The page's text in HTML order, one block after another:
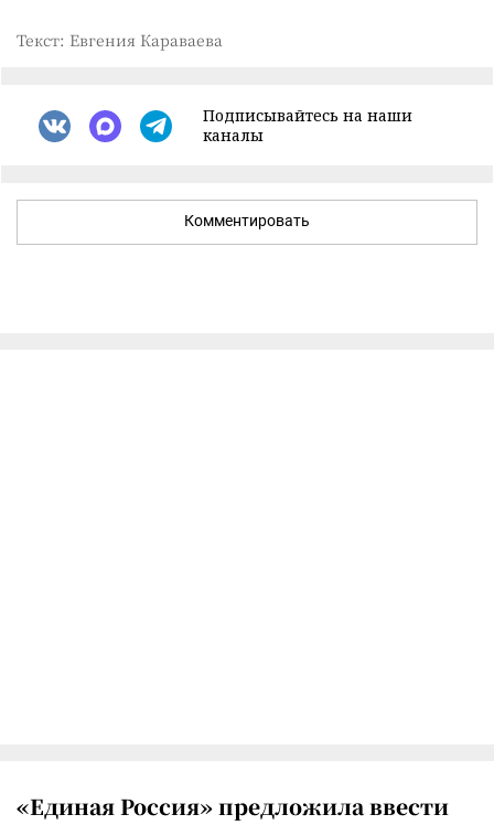
Текст: Евгения Караваева
Подписывайтесь на наши
каналы
Комментировать
«Единая Россия» предложила ввести